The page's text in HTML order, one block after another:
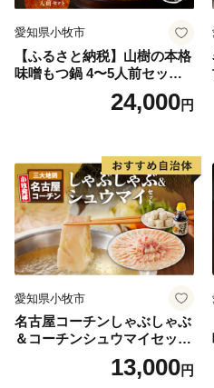
愛知県小牧市
【ふるさと納税】山樹の本格
味噌もつ鍋 4〜5人前セット
山樹 国産 牛もつ ホルモン モ
ツ オンライン飲み会 ホーム
間
24,000円
愛知県小牧市
名古屋コーチンしゃぶしゃぶ
＆コーチンシュウマイセッ
ト 焼売 鶏肉 鍋 鶏しゃぶ 日
13,000円